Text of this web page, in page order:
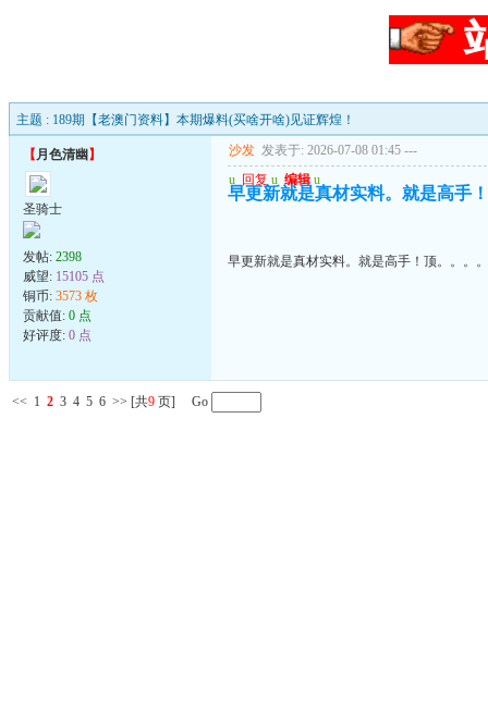
主题 : 189期【老澳门资料】本期爆料(买啥开啥)见证辉煌！
【月色清幽 】
圣骑士
发帖: 2398
威望: 15105 点
铜币: 3573 枚
贡献值: 0 点
好评度: 0 点
沙发 发表于: 2026-07-08 01:45 ---
u 回复 u 编辑 u
早更新就是真材实料。就是高手
早更新就是真材实料。就是高手！顶。。。
<< 1 2 3 4 5 6 >> [共9 页] Go